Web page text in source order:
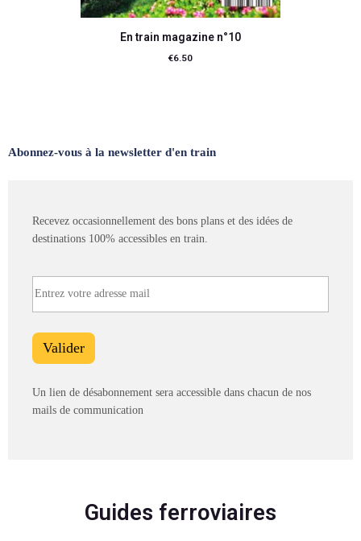
En train magazine n°10
€6.50
Abonnez-vous à la newsletter d'en train
Recevez occasionnellement des bons plans et des idées de
destinations 100% accessibles en train.
Un lien de désabonnement sera accessible dans chacun de nos
mails de communication
Guides ferroviaires